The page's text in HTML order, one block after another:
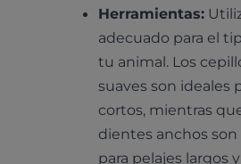
Herramientas:
adecuado para el
tu animal. Los
suaves son ideales
cortos, mientras
dientes anchos
para pelajes largos